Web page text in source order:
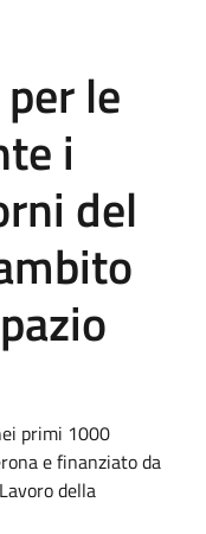
le
i
del
primi 1000
e finanziato da
della